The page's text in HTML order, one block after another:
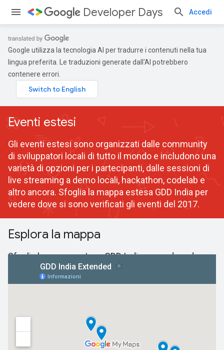
Developer Days Accedi
Google utilizza la tecnologia AI per tradurre i contenuti nella tua
lingua preferita. Le traduzioni generate dall'AI potrebbero
contenere errori.
Eventi estesi
Gli eventi estesi sono organizzati dalle community
di sviluppatori locali di tutto il mondo e includono una
varietà di opzioni per i partecipanti, dalle sessioni di
live streaming a demo locali, hackathon, codelab e
altro ancora. Sfoglia la mappa estesa GDD India per
vedere dove si sono verificati gli eventi del 2017.
Esplora la mappa
Sfoglia la mappa estesa GDD India per vedere dove
si sono verificati gli eventi del 2017.